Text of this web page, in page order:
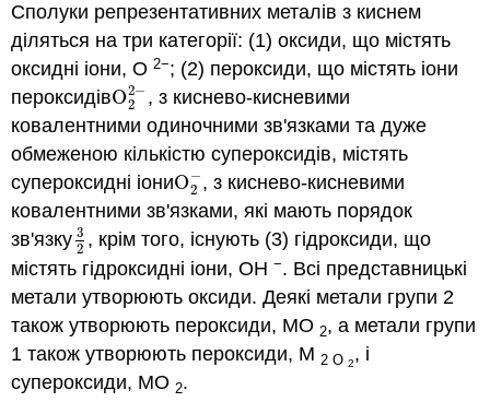
Сполуки репрезентативних металів з киснем
діляться на три категорії: (1)оксиди, що містять
оксидні іони, O2−; (2) пероксиди, що містять іони
пероксидівO2−
2
O22−
, з киснево-кисневими
ковалентними одиночними зв'язками та дуже
обмеженою кількістюсупероксидів, містять
супероксидні іониO−
2
O2−, з киснево-кисневими
ковалентними зв'язками, які мають порядок
зв'язку 3
2
32, крім того, існують (3) гідроксиди, що
містять гідроксидні іони, ОН−. Всі представницькі
метали утворюють оксиди. Деякі метали групи 2
також утворюють пероксиди, MO 2, а метали групи
1 також утворюють пероксиди, M 2 O2, і
супероксиди, MO 2.